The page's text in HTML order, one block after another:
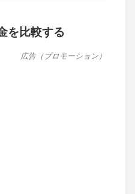
を比較する
広告（プロモーション）